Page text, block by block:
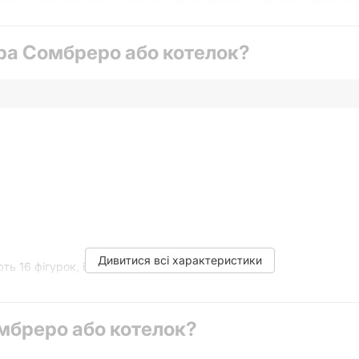
Гравці по черзі відкривають по одній із карт і якщо
місці, а всі гравці намагаються запам'ятати де який елемент
коли все зібрав першого героя.
Сомбреро або котелок?
16 фігурок, ігровий кубик, правила гри
Дивитися всі характеристики
або котелок?